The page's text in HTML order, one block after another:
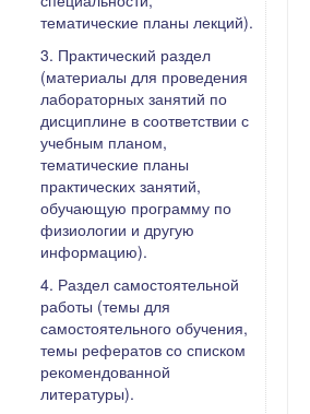
тематические планы лекций).
3. Практический раздел
(материалы для проведения
лабораторных занятий по
дисциплине в соответствии с
учебным планом,
тематические планы
практических занятий,
обучающую программу по
физиологии и другую
информацию).
4. Раздел самостоятельной
работы (темы для
самостоятельного обучения,
темы рефератов со списком
рекомендованной
литературы).